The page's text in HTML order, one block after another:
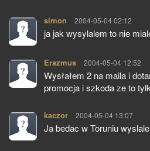
simon pisze:
2004-05-04 02:12
ja jak wysylalem to nie
Erazmus pisze:
2004-05-04 12:52
Wysłałem 2 na maila i
promocja i szkoda ze to
kaczor pisze:
2004-05-04 13:07
Ja bedac w Toruniu